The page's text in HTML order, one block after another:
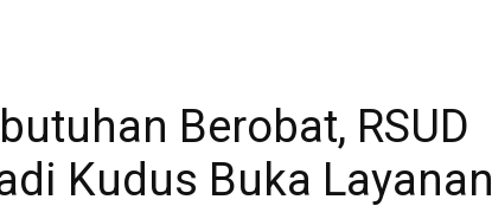
Berobat, RSUD
Kudus Buka Layanan